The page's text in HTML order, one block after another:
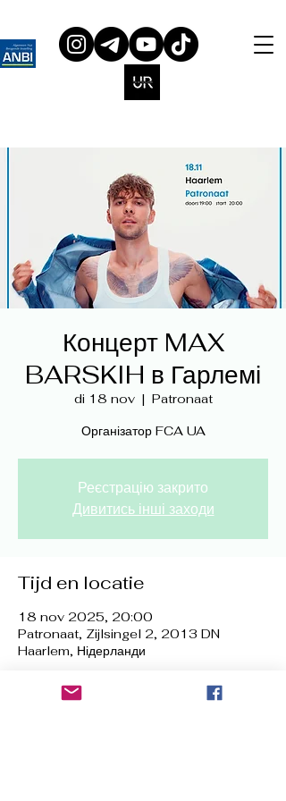
Концерт MAX
BARSKIH в Гарлемі
di 18 nov
  |
Patronaat
Організатор FCA UA
Реєстрацію закрито
Дивитись інші заходи
Tijd en locatie
18 nov 2025, 20:00
Patronaat, Zijlsingel 2, 2013 DN
Haarlem, Нідерланди